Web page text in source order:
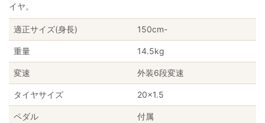
イヤ。
適正サイズ(身長) 150cm-
重量 14.5kg
変速 外装6段変速
タイヤサイズ 20×1.5
ペダル 付属